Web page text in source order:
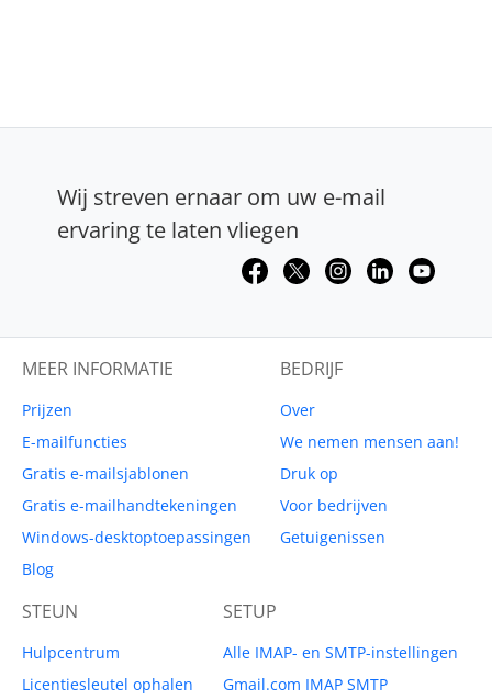
Wij streven ernaar om uw e-mail
ervaring te laten vliegen
MEER INFORMATIE
Prijzen
E-mailfuncties
Gratis e-mailsjablonen
Gratis e-mailhandtekeningen
Windows-desktoptoepassingen
Blog
BEDRIJF
Over
We nemen mensen aan!
Druk op
Voor bedrijven
Getuigenissen
STEUN
Hulpcentrum
Licentiesleutel ophalen
SETUP
Alle IMAP- en SMTP-instellingen
Gmail.com IMAP SMTP